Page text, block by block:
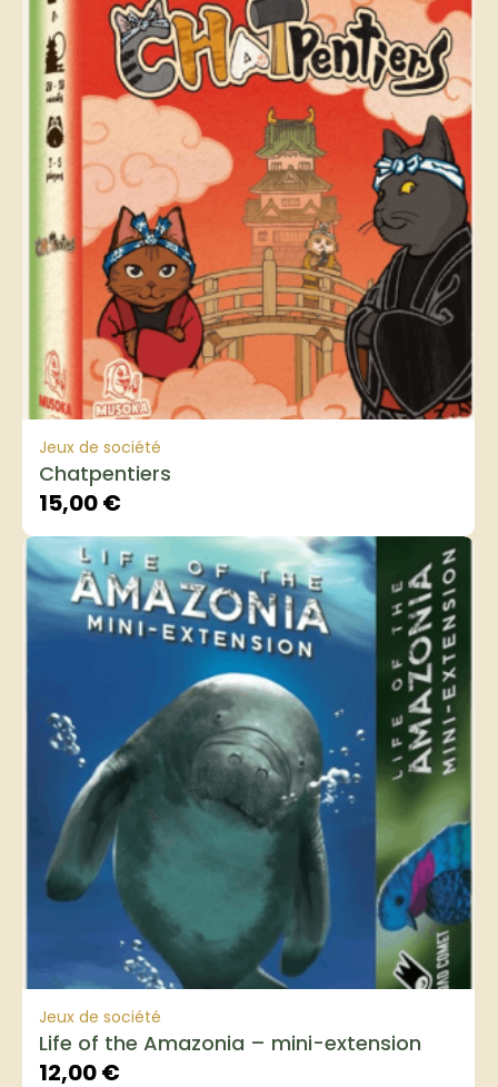
Jeux de société
Chatpentiers
15,00€
Jeux de société
Life of the Amazonia – mini-extension
12,00€